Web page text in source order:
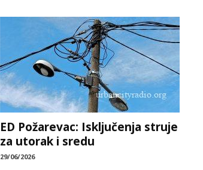
ED Požarevac: Isključenja struje
za utorak i sredu
29/06/2026